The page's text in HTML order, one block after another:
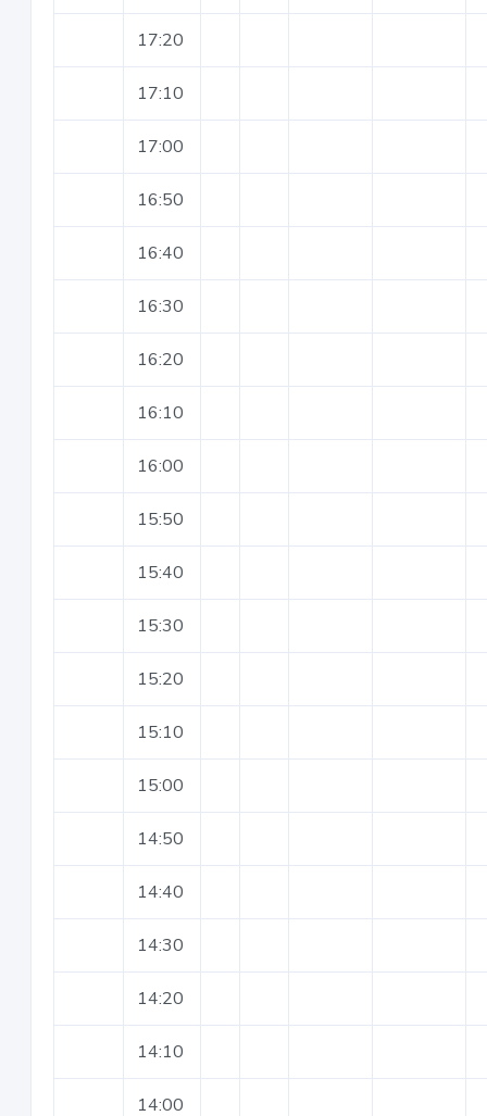
17:20
17:10
17:00
16:50
16:40
16:30
16:20
16:10
16:00
15:50
15:40
15:30
15:20
15:10
15:00
14:50
14:40
14:30
14:20
14:10
14:00